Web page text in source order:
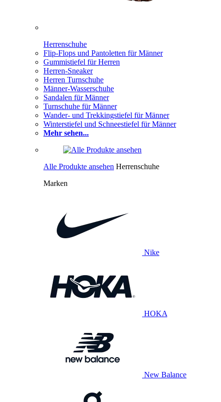
Herrenschuhe
Flip-Flops und Pantoletten für Männer
Gummistiefel für Herren
Herren-Sneaker
Herren Turnschuhe
Männer-Wasserschuhe
Sandalen für Männer
Turnschuhe für Männer
Wander- und Trekkingstiefel für Männer
Winterstiefel und Schneestiefel für Männer
Mehr sehen...
Alle Produkte ansehen Herrenschuhe
Marken
Nike
HOKA
New Balance